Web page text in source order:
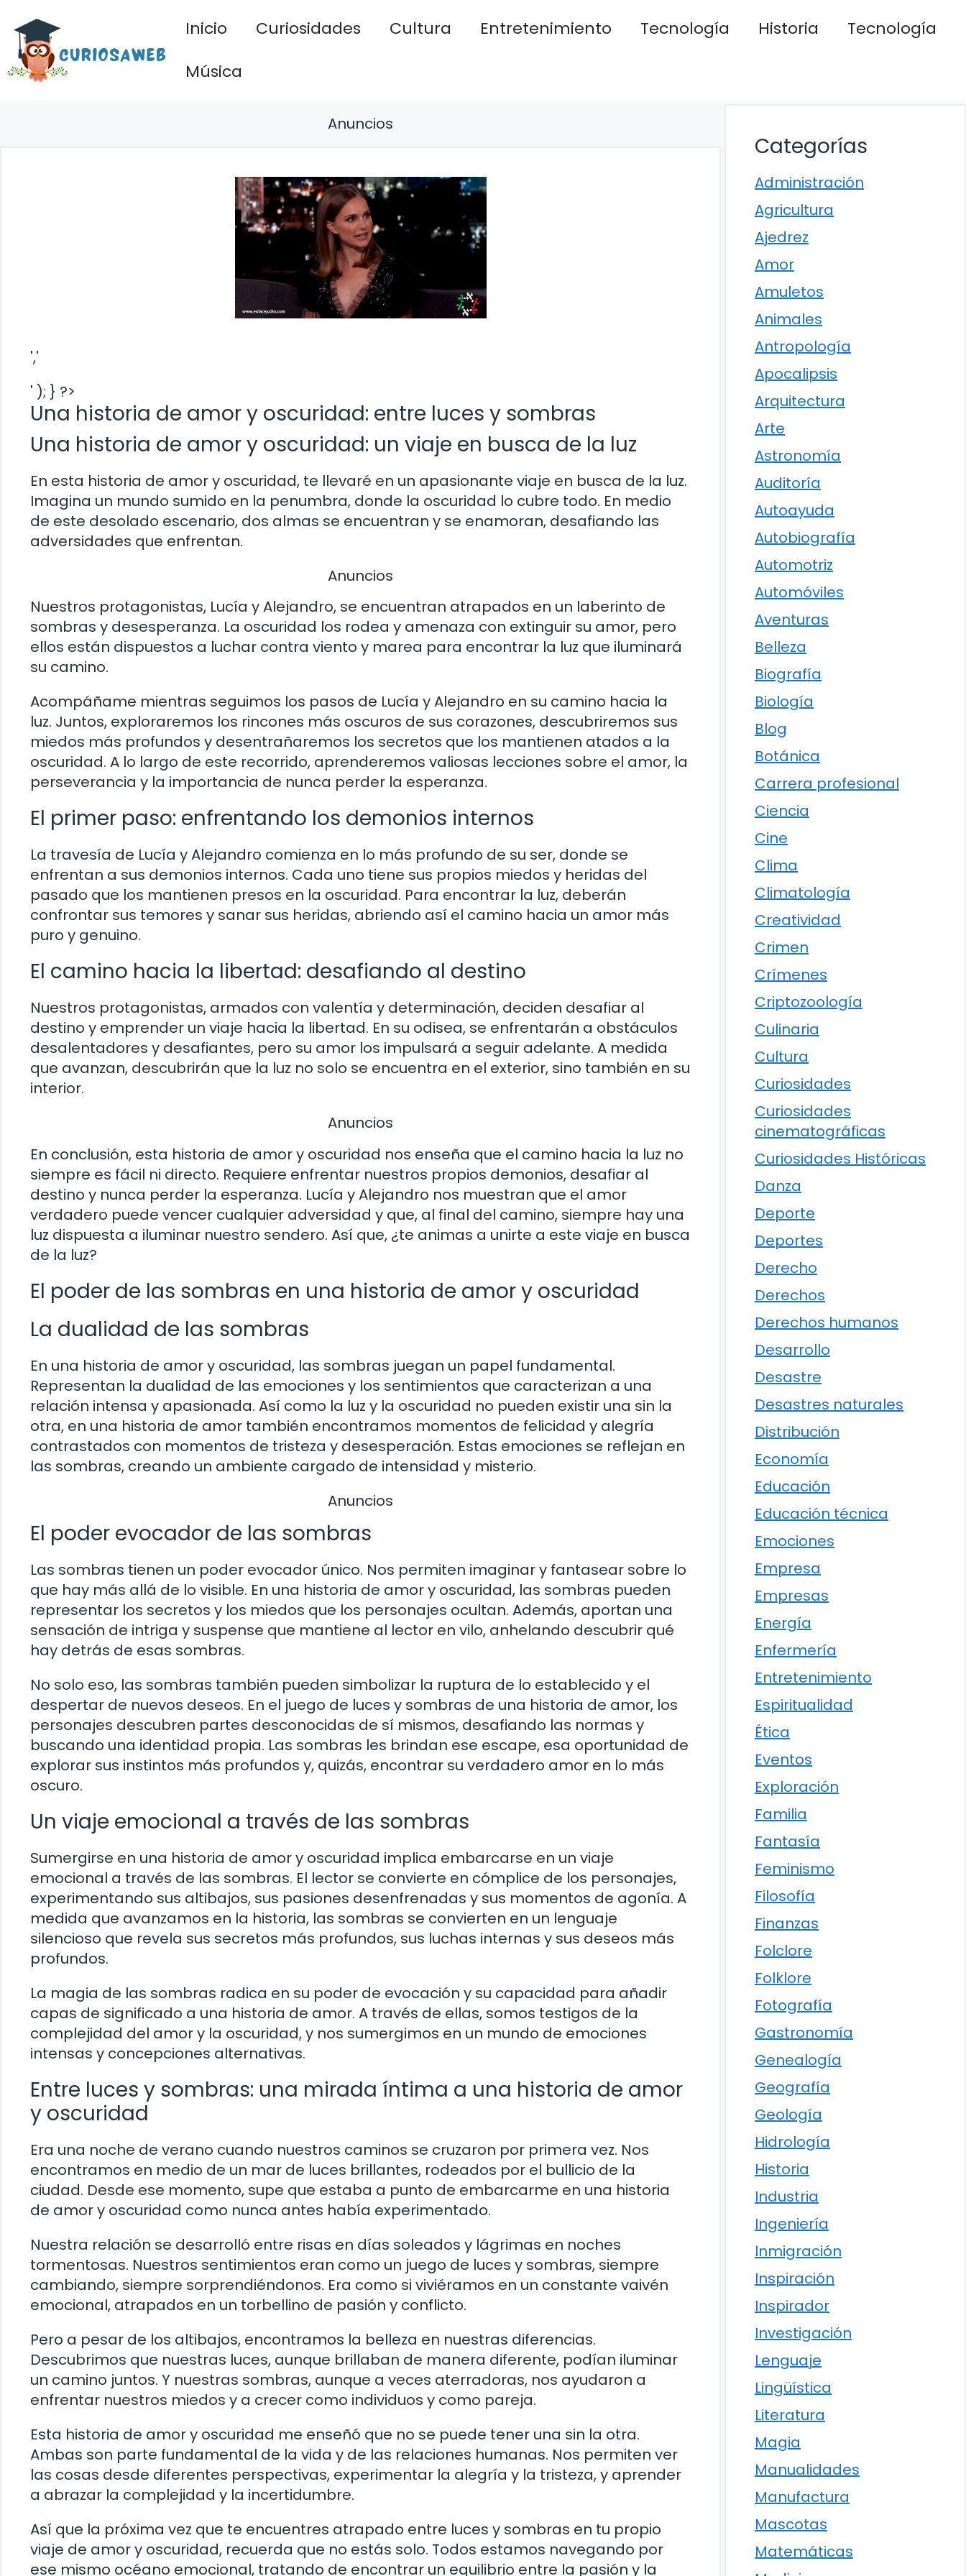
contenido
Inicio Curiosidades Cultura Entretenimiento Tecnología Historia
Tecnología
Música
Anuncios
','
' ); } ?>
Una historia de amor y oscuridad: entre luces y sombras
Una historia de amor y oscuridad: un viaje en busca de la luz
En esta historia de amor y oscuridad, te llevaré en un apasionante viaje en busca de la luz.
Imagina un mundo sumido en la penumbra, donde la oscuridad lo cubre todo. En medio
de este desolado escenario, dos almas se encuentran y se enamoran, desafiando las
adversidades que enfrentan.
Anuncios
Nuestros protagonistas, Lucía y Alejandro, se encuentran atrapados en un laberinto de
sombras y desesperanza. La oscuridad los rodea y amenaza con extinguir su amor, pero
ellos están dispuestos a luchar contra viento y marea para encontrar la luz que iluminará
su camino.
Acompáñame mientras seguimos los pasos de Lucía y Alejandro en su camino hacia la
luz. Juntos, exploraremos los rincones más oscuros de sus corazones, descubriremos sus
miedos más profundos y desentrañaremos los secretos que los mantienen atados a la
oscuridad. A lo largo de este recorrido, aprenderemos valiosas lecciones sobre el amor, la
perseverancia y la importancia de nunca perder la esperanza.
El primer paso: enfrentando los demonios internos
La travesía de Lucía y Alejandro comienza en lo más profundo de su ser, donde se
enfrentan a sus demonios internos. Cada uno tiene sus propios miedos y heridas del
pasado que los mantienen presos en la oscuridad. Para encontrar la luz, deberán
confrontar sus temores y sanar sus heridas, abriendo así el camino hacia un amor más
puro y genuino.
El camino hacia la libertad: desafiando al destino
Nuestros protagonistas, armados con valentía y determinación, deciden desafiar al
destino y emprender un viaje hacia la libertad. En su odisea, se enfrentarán a obstáculos
desalentadores y desafiantes, pero su amor los impulsará a seguir adelante. A medida
que avanzan, descubrirán que la luz no solo se encuentra en el exterior, sino también en su
interior.
Anuncios
En conclusión, esta historia de amor y oscuridad nos enseña que el camino hacia la luz no
siempre es fácil ni directo. Requiere enfrentar nuestros propios demonios, desafiar al
destino y nunca perder la esperanza. Lucía y Alejandro nos muestran que el amor
verdadero puede vencer cualquier adversidad y que, al final del camino, siempre hay una
luz dispuesta a iluminar nuestro sendero. Así que, ¿te animas a unirte a este viaje en busca
de la luz?
El poder de las sombras en una historia de amor y oscuridad
La dualidad de las sombras
En una historia de amor y oscuridad, las sombras juegan un papel fundamental.
Representan la dualidad de las emociones y los sentimientos que caracterizan a una
relación intensa y apasionada. Así como la luz y la oscuridad no pueden existir una sin la
otra, en una historia de amor también encontramos momentos de felicidad y alegría
contrastados con momentos de tristeza y desesperación. Estas emociones se reflejan en
las sombras, creando un ambiente cargado de intensidad y misterio.
Anuncios
El poder evocador de las sombras
Las sombras tienen un poder evocador único. Nos permiten imaginar y fantasear sobre lo
que hay más allá de lo visible. En una historia de amor y oscuridad, las sombras pueden
representar los secretos y los miedos que los personajes ocultan. Además, aportan una
sensación de intriga y suspense que mantiene al lector en vilo, anhelando descubrir qué
hay detrás de esas sombras.
No solo eso, las sombras también pueden simbolizar la ruptura de lo establecido y el
despertar de nuevos deseos. En el juego de luces y sombras de una historia de amor, los
personajes descubren partes desconocidas de sí mismos, desafiando las normas y
buscando una identidad propia. Las sombras les brindan ese escape, esa oportunidad de
explorar sus instintos más profundos y, quizás, encontrar su verdadero amor en lo más
oscuro.
Un viaje emocional a través de las sombras
Sumergirse en una historia de amor y oscuridad implica embarcarse en un viaje
emocional a través de las sombras. El lector se convierte en cómplice de los personajes,
experimentando sus altibajos, sus pasiones desenfrenadas y sus momentos de agonía. A
medida que avanzamos en la historia, las sombras se convierten en un lenguaje
silencioso que revela sus secretos más profundos, sus luchas internas y sus deseos más
profundos.
La magia de las sombras radica en su poder de evocación y su capacidad para añadir
capas de significado a una historia de amor. A través de ellas, somos testigos de la
complejidad del amor y la oscuridad, y nos sumergimos en un mundo de emociones
intensas y concepciones alternativas.
Entre luces y sombras: una mirada íntima a una historia de amor
y oscuridad
Era una noche de verano cuando nuestros caminos se cruzaron por primera vez. Nos
encontramos en medio de un mar de luces brillantes, rodeados por el bullicio de la
ciudad. Desde ese momento, supe que estaba a punto de embarcarme en una historia
de amor y oscuridad como nunca antes había experimentado.
Nuestra relación se desarrolló entre risas en días soleados y lágrimas en noches
tormentosas. Nuestros sentimientos eran como un juego de luces y sombras, siempre
cambiando, siempre sorprendiéndonos. Era como si viviéramos en un constante vaivén
emocional, atrapados en un torbellino de pasión y conflicto.
Pero a pesar de los altibajos, encontramos la belleza en nuestras diferencias.
Descubrimos que nuestras luces, aunque brillaban de manera diferente, podían iluminar
un camino juntos. Y nuestras sombras, aunque a veces aterradoras, nos ayudaron a
enfrentar nuestros miedos y a crecer como individuos y como pareja.
Esta historia de amor y oscuridad me enseñó que no se puede tener una sin la otra.
Ambas son parte fundamental de la vida y de las relaciones humanas. Nos permiten ver
las cosas desde diferentes perspectivas, experimentar la alegría y la tristeza, y aprender
a abrazar la complejidad y la incertidumbre.
Así que la próxima vez que te encuentres atrapado entre luces y sombras en tu propio
viaje de amor y oscuridad, recuerda que no estás solo. Todos estamos navegando por
ese mismo océano emocional, tratando de encontrar un equilibrio entre la pasión y la
Categorías
Administración
Agricultura
Ajedrez
Amor
Amuletos
Animales
Antropología
Apocalipsis
Arquitectura
Arte
Astronomía
Auditoría
Autoayuda
Autobiografía
Automotriz
Automóviles
Aventuras
Belleza
Biografía
Biología
Blog
Botánica
Carrera profesional
Ciencia
Cine
Clima
Climatología
Creatividad
Crimen
Crímenes
Criptozoología
Culinaria
Cultura
Curiosidades
Curiosidades
cinematográficas
Curiosidades Históricas
Danza
Deporte
Deportes
Derecho
Derechos
Derechos humanos
Desarrollo
Desastre
Desastres naturales
Distribución
Economía
Educación
Educación técnica
Emociones
Empresa
Empresas
Energía
Enfermería
Entretenimiento
Espiritualidad
Ética
Eventos
Exploración
Familia
Fantasía
Feminismo
Filosofía
Finanzas
Folclore
Folklore
Fotografía
Gastronomía
Genealogía
Geografía
Geología
Hidrología
Historia
Industria
Ingeniería
Inmigración
Inspiración
Inspirador
Investigación
Lenguaje
Lingüística
Literatura
Magia
Manualidades
Manufactura
Mascotas
Matemáticas